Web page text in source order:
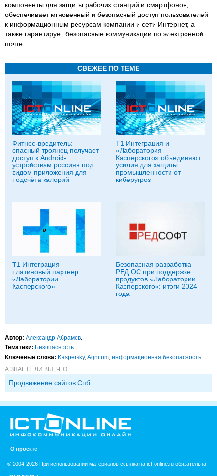
компоненты для защиты рабочих станций и смартфонов,
обеспечивает мгновенный и безопасный доступ пользователей
к информационным ресурсам компании и сети Интернет, а
также гарантирует безопасные коммуникации по электронной
почте.
СВЕЖЕЕ ПО ТЕМЕ
Фитнес-вредитель:
опасный троянец получает
доступ к Android-
устройствам россиян под
видом приложения для
подсчёта калорий
Т1 Интеграция и
«Лаборатория
Касперского» объединяют
усилия для защиты
промышленности от
киберугроз
Т1 Интеграция —
платиновый партнер
«Лаборатории
Касперского»
Безопасная разработка
РЕД ОС при поддержке
продуктов «Лаборатории
Касперского»: итоги 2024
года
Автор: Александр Абрамов
Тематики: Безопасность
Ключевые слова: Kaspersky, Agnitum информационная безопасность
А ЗНАЕТЕ ЛИ ВЫ, ЧТО:
Продвижение сайтов Спб
О проекте
© 2004-2026 При использовании материалов ссылка на ict-online.ru обязательна